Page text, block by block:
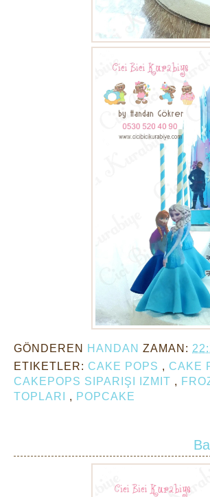
GÖNDEREN HANDAN ZAMAN:
ETIKETLER: CAKE POPS , CAKE
CAKEPOPS SIPARIŞI IZMIT ,
TOPLARI , POPCAKE